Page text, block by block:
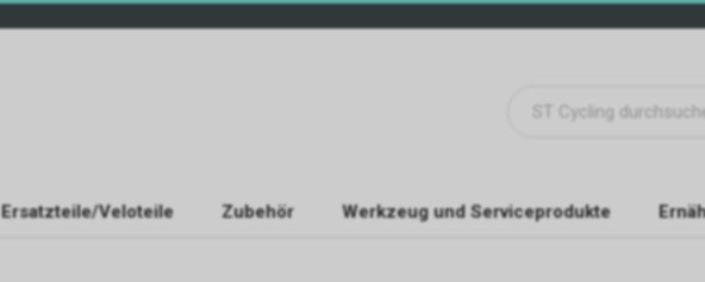
Ersatzteile/Veloteile Zubehör Werkzeug und Serviceprodukte